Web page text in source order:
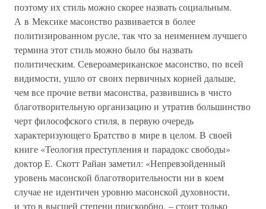
поэтому их стиль можно скорее назвать социальным.
А в Мексике масонство развивается в более
политизированном русле, так что за неимением лучшего
термина этот стиль можно было бы назвать
политическим. Североамериканское масонство, по всей
видимости, ушло от своих первичных корней дальше,
чем все прочие ветви масонства, развившись в чисто
благотворительную организацию и утратив большинство
черт философского стиля, в первую очередь
характеризующего Братство в мире в целом. В своей
книге «Теология преступления и парадокс свободы»
доктор Е. Скотт Райан заметил: «Непревзойденный
уровень масонской благотворительности ни в коем
случае не идентичен уровню масонской духовности,
и это в высшей степени прискорбно, – стоит только